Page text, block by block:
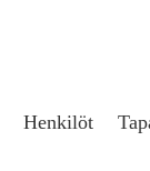
Henkilöt